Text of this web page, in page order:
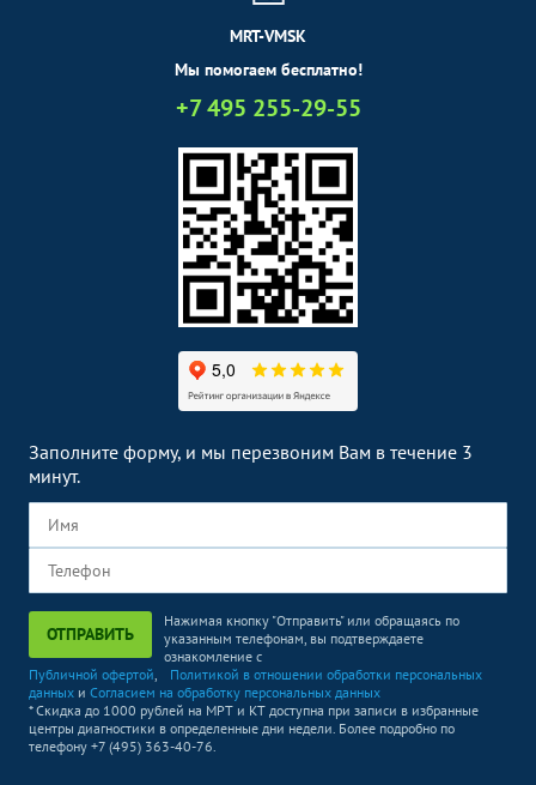
MRT-VMSK
Мы помогаем бесплатно!
+7 495 255-29-55
Заполните форму, и мы перезвоним Вам в течение 3
минут.
ОТПРАВИТЬ
Нажимая кнопку "Отправить" или обращаясь по
указанным телефонам, вы подтверждаете
ознакомление с
Публичной офертой,
Политикой в отношении обработки персональных
данных и Согласием на обработку персональных данных
* Скидка до 1000 рублей на МРТ и КТ доступна при записи в избранные
центры диагностики в определенные дни недели. Более подробно по
телефону +7 (495) 363-40-76.